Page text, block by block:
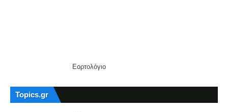
Εορτολόγιο
Topics.gr